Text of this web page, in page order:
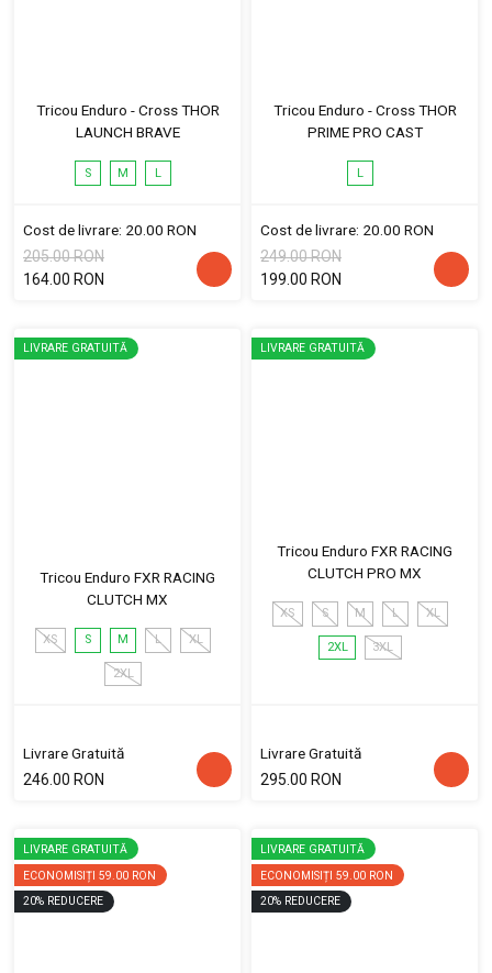
Tricou Enduro - Cross THOR
LAUNCH BRAVE
S M L
Cost de livrare: 20.00 RON
205.00 RON
164.00 RON
Tricou Enduro - Cross THOR
PRIME PRO CAST
L
Cost de livrare: 20.00 RON
249.00 RON
199.00 RON
LIVRARE GRATUITĂ
Tricou Enduro FXR RACING
CLUTCH MX
XS S M L XL
2XL
Livrare Gratuită
246.00 RON
LIVRARE GRATUITĂ
Tricou Enduro FXR RACING
CLUTCH PRO MX
XS S M L XL
2XL 3XL
Livrare Gratuită
295.00 RON
LIVRARE GRATUITĂ
ECONOMISIȚI 59.00 RON
20% REDUCERE
LIVRARE GRATUITĂ
ECONOMISIȚI 59.00 RON
20% REDUCERE